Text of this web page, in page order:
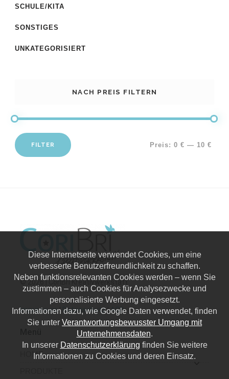
SCHULE/KITA
SONSTIGES
UNKATEGORISIERT
NACH PREIS FILTERN
FILTER Preis: 0 € — 10 €
© 2026 | CoriBri Kreativwerkstatt
Impressum| Datenschutz|AGB
HOME
Diese Internetseite verwendet Cookies, um eine
verbesserte Benutzerfreundlichkeit zu schaffen.
Neben funktionsrelevanten Cookies werden – wenn Sie
zustimmen – auch Cookies für Analysezwecke und
personalisierte Werbung eingesetzt.
Informationen dazu, wie Google Daten verwendet, finden
Sie unter Verantwortungsbewusster Umgang mit
Unternehmensdaten.
In unserer Datenschutzerklärung finden Sie weitere
Informationen zu Cookies und deren Einsatz.